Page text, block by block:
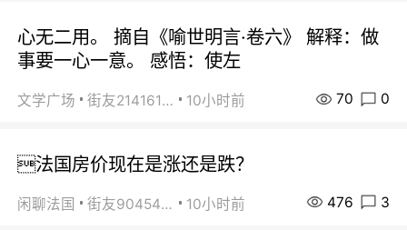
心无二用。 摘自《喻世明言·卷六》 解释：做
事要一心一意。 感悟：使左
文学广场 街友21416156 10小时前 70 0
法国房价现在是涨还是跌？
闲聊法国 街友90454511 10小时前 476 3